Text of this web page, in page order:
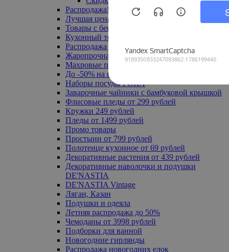
Распродажа! Ульяновск до -70%
Лучшая цена
Товары с бесплатной доставкой
Кухонный текстиль
Распродажа до -50%
Жаропрочная посуда
Махровые полотенца
До -50% на ковры
Наборы посуды FORA
Заварочные чайники с бамбуковой крышкой
Флисовые пледы от 299 рублей
Кружки 249 рублей
Пледы от 1499 рублей
Промо товары
Простыни от 799 рублей
Полотенце кухонное от 69 рублей
Декоративные растения от 439 рублей
Декоративные наволочки и подушки
DE'NASTIA
DE'NASTIA Vintage
Ляган, Казан
Подушки и одеяла
Летняя распродажа до 50%
Чемоданы от 3998 рублей
Подборки для ванной
Новогодние гирлянды
Распродажа новогодних елок